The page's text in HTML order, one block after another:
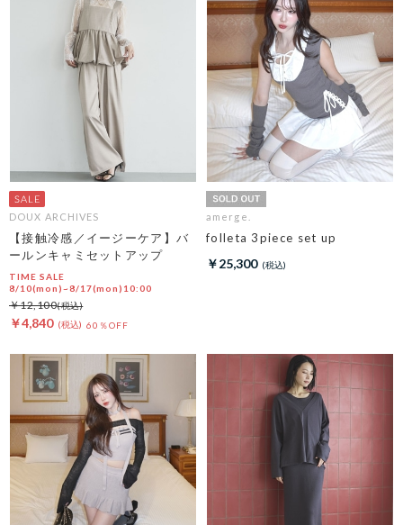
DOUX ARCHIVES
【接触冷感／イージーケア】バ
ールンキャミセットアップ
TIME SALE
8/10(mon)~8/17(mon)10:00
￥4,840 60％OFF
￥12,100
amerge.
folleta 3piece set up
￥25,300